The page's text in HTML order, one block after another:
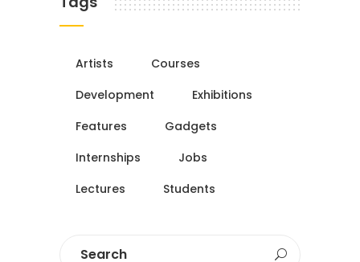
Artists
Courses
Development
Exhibitions
Features
Gadgets
Internships
Jobs
Lectures
Students